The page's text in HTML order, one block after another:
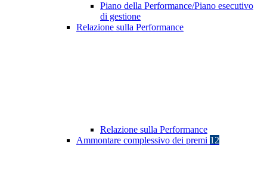
Piano della Performance/Piano esecutivo
di gestione
Relazione sulla Performance
Relazione sulla Performance
Ammontare complessivo dei premi 12